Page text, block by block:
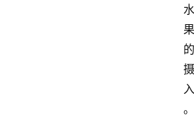
水
果
的
摄
入
。